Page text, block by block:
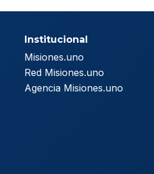
Institucional
Misiones.uno
Red Misiones.uno
Agencia Misiones.uno